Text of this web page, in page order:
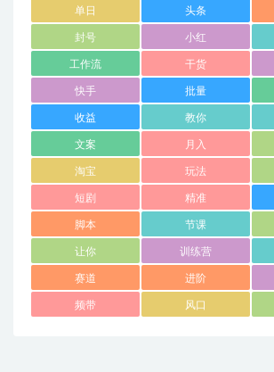
单日 头条
封号 小红
工作流 干货
快手 批量
收益 教你
文案 月入
淘宝 玩法
短剧 精准
脚本 节课
让你 训练营
赛道 进阶
频带 风口